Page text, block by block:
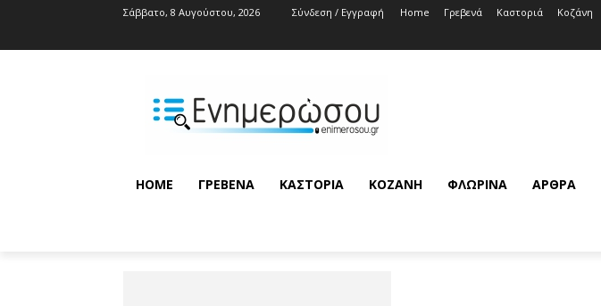
Σάββατο, 8 Αυγούστου, 2026 Σύνδεση / Εγγραφή Home Γρεβενά Καστοριά Κοζάνη
HOME ΓΡΕΒΕΝΆ ΚΑΣΤΟΡΙΆ ΚΟΖΆΝΗ ΦΛΏΡΙΝΑ ΆΡΘΡΑ